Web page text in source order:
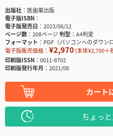
出版社
医歯薬出版
電子版ISBN
電子版発売日
2023/06/12
ページ数
208ページ判型
A4判変
フォーマット
PDF（パソコンへのダウン
電子版販売価格： ¥2,970(本体¥2,700＋
印刷版ISSN
0011-8702
印刷版発行年月
2021/08
カート
ちょっ